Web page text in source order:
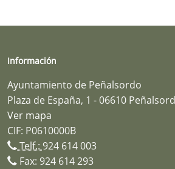
Información
Ayuntamiento de Peñalsordo
Plaza de España, 1 - 06610
Ver mapa
CIF: P0610000B
Telf.: 924 614 003
Fax: 924 614 293